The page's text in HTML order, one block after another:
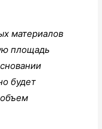
материалов
площадь
будет